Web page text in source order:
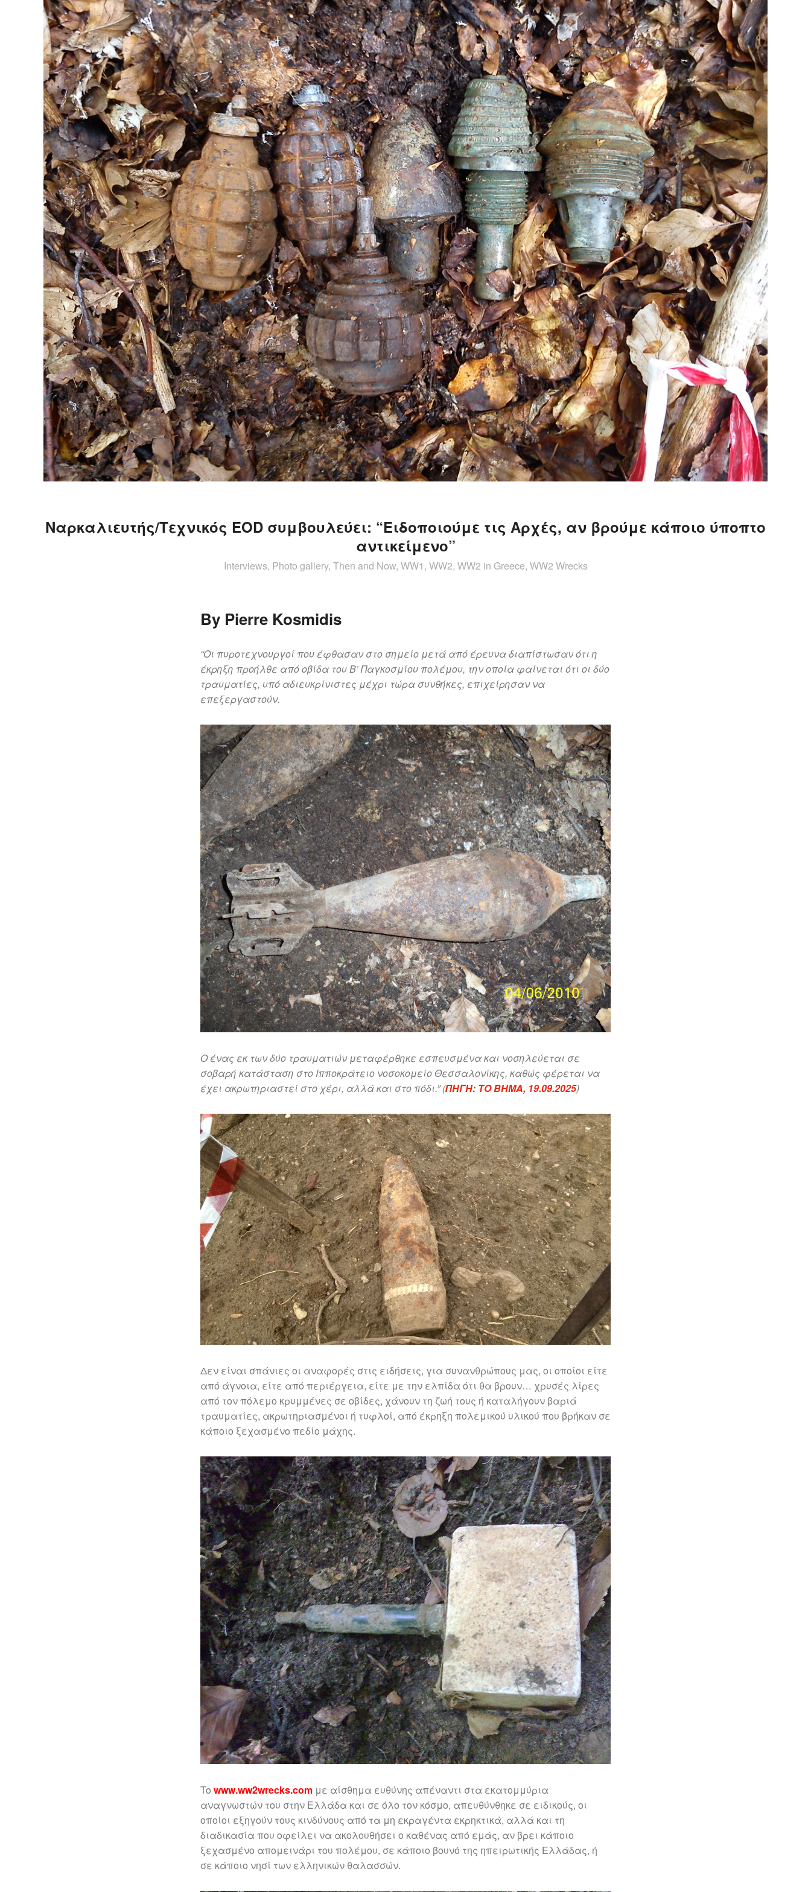
AIRCRAFT,
SUBMARINES
AND
VEHICLES,
BATTLEFIELD
ARCHAEOLOGY,
INTERVIEWS
AND
FIRST-
HAND
ACCOUNTS
–
ENJOY!
Ναρκαλιευτής/Τεχνικός EOD συμβουλεύει: “Ειδοποιούμε τις Αρχές, αν βρούμε κάποιο ύποπτο
αντικείμενο”
Interviews, Photo gallery, Then and Now, WW1, WW2, WW2 in Greece, WW2 Wrecks
By Pierre Kosmidis
“Οι πυροτεχνουργοί που έφθασαν στο σημείο μετά από έρευνα διαπίστωσαν ότι η
έκρηξη προήλθε από οβίδα του Β’ Παγκοσμίου πολέμου, την οποία φαίνεται ότι οι δύο
τραυματίες, υπό αδιευκρίνιστες μέχρι τώρα συνθήκες, επιχείρησαν να
επεξεργαστούν.
Ο ένας εκ των δύο τραυματιών μεταφέρθηκε εσπευσμένα και νοσηλεύεται σε
σοβαρή κατάσταση στο Ιπποκράτειο νοσοκομείο Θεσσαλονίκης, καθώς φέρεται να
έχει ακρωτηριαστεί στο χέρι, αλλά και στο πόδι.” (ΠΗΓΗ: ΤΟ ΒΗΜΑ, 19.09.2025)
Δεν είναι σπάνιες οι αναφορές στις ειδήσεις, για συνανθρώπους μας, οι οποίοι είτε
από άγνοια, είτε από περιέργεια, είτε με την ελπίδα ότι θα βρουν… χρυσές λίρες
από τον πόλεμο κρυμμένες σε οβίδες, χάνουν τη ζωή τους ή καταλήγουν βαριά
τραυματίες, ακρωτηριασμένοι ή τυφλοί, από έκρηξη πολεμικού υλικού που βρήκαν σε
κάποιο ξεχασμένο πεδίο μάχης.
To www.ww2wrecks.com με αίσθημα ευθύνης απέναντι στα εκατομμύρια
αναγνωστών του στην Ελλάδα και σε όλο τον κόσμο, απευθύνθηκε σε ειδικούς, οι
οποίοι εξηγούν τους κινδύνους από τα μη εκραγέντα εκρηκτικά, αλλά και τη
διαδικασία που οφείλει να ακολουθήσει ο καθένας από εμάς, αν βρει κάποιο
ξεχασμένο απομεινάρι του πολέμου, σε κάποιο βουνό της ηπειρωτικής Ελλάδας, ή
σε κάποιο νησί των ελληνικών θαλασσών.